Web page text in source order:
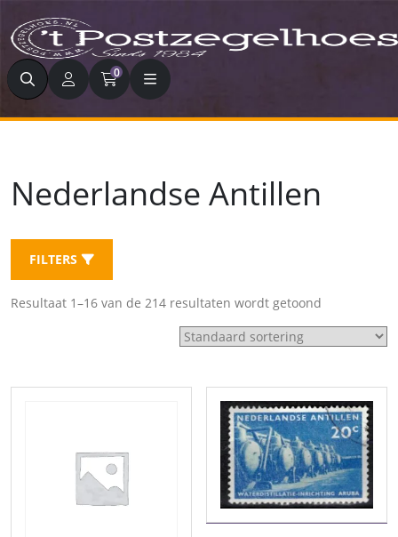
Zoeken 0
Nederlandse Antillen
FILTERS
Resultaat 1–16 van de 214 resultaten wordt getoond